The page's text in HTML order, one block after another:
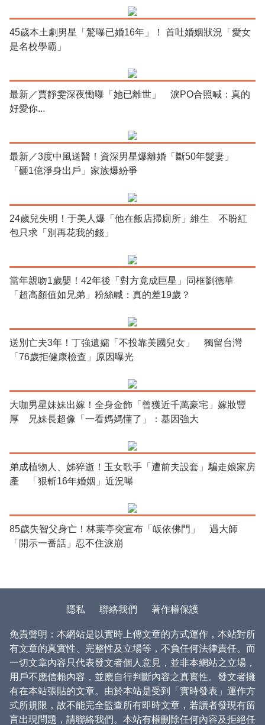
45歲本土劇男星「驚曝已婚16年」！ 首吐婚姻狀況「愛女
是名校學霸」
最新／賈靜雯深夜慟曝「她已離世」 淚PO合照喊：真的
好愛你...
最新／3度中風送醫！資深男星爆離婚「斷50年髮妻」
「砸1億淨身出戶」家族爆紛爭
24歲兒失明！于美人爆「他在飯店掃廁所」維生 不盼紅
包只求「別再花我的錢」
當年親吻1歲嬰！42年後「對方竟成巨星」同框劉德華
「超高顏值如兄弟」粉絲喊：真的差19歲？
送別亡夫3年！丁強遺孀「不投靠美國兒女」 獨留台灣
「76歲拒健康檢查」原因曝光
大咖男星妹妹出嫁！全身金飾「曾獲近千萬豪宅」嫁妝豐
厚 兄妹長超像「一看媽媽懂了」：基因強大
弟成植物人、姊猝逝！玉女歌手「遭前夫設套」騙走娘家房
產 「狠斬16年婚姻」近況曝
85歲失智父身亡！林葉亭突宣布「皈依佛門」 遇大師
「開示一番話」忍不住淚崩
隱私 聯絡我們 著作權保護
免責聲明：本網站是以實時上傳文章的方式運作，本站對所
有文章的真實性、完整性及立場等，不負任何法律責任。而
一切文章內容只代表發文者個人意見，並非本網站之立場，
用戶不應信賴內容，並應自行判斷內容之真實性。發文者擁
有在本站張貼的文章。由於本站是受到「實時發表」運作方
式所規限，故不能完全監查所有即時文章，若讀者發現有留
言出現問題，請聯絡我們。本站有權刪除任何內容及拒絕任